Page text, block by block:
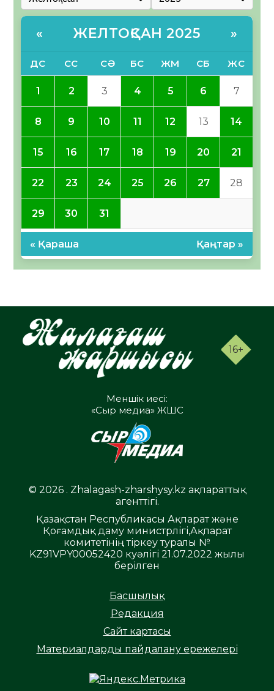
« ЖЕЛТОҚСАН 2025 »
ДС СС СӘ БС ЖМ СБ ЖС
1 2 3 4 5 6 7
8 9 10 11 12 13 14
15 16 17 18 19 20 21
22 23 24 25 26 27 28
29 30 31
« Қараша Қаңтар »
16+
Меншік иесі:
«Сыр медиа» ЖШС
© 2026 . Zhalagash-zharshysy.kz ақпараттық
агенттігі.
Қазақстан Республикасы Ақпарат және
Қоғамдық даму министрлігі,Ақпарат
комитетінің тіркеу туралы №
KZ91VPY00052420 куәлігі 21.07.2022 жылы
берілген
Басшылық
Редакция
Сайт картасы
Материалдарды пайдалану ережелері